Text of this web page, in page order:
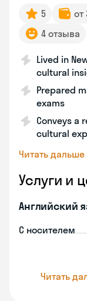
5 от
4 отзыва
Lived in
cultural
Prepared
exams
Conveys a
cultural
Читать дальше
Услуги и
Английский
С носителем
Читать